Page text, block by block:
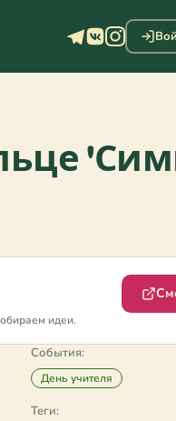
идеи.
События:
День учителя
Теги: